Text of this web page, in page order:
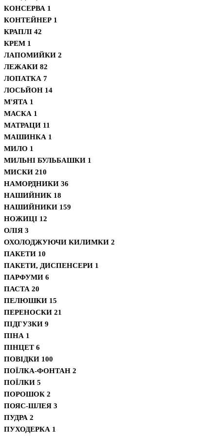
КОНСЕРВА 1
КОНТЕЙНЕР 1
КРАПЛІ 42
КРЕМ 1
ЛАПОМИЙКИ 2
ЛЕЖАКИ 82
ЛОПАТКА 7
ЛОСЬЙОН 14
М'ЯТА 1
МАСКА 1
МАТРАЦИ 11
МАШИНКА 1
МИЛО 1
МИЛЬНІ БУЛЬБАШКИ 1
МИСКИ 210
НАМОРДНИКИ 36
НАШИЙНИК 18
НАШИЙНИКИ 159
НОЖИЦІ 12
ОЛІЯ 3
ОХОЛОДЖУЮЧИ КИЛИМКИ 2
ПАКЕТИ 10
ПАКЕТИ, ДИСПЕНСЕРИ 1
ПАРФУМИ 6
ПАСТА 20
ПЕЛЮШКИ 15
ПЕРЕНОСКИ 21
ПІДГУЗКИ 9
ПІНА 1
ПІНЦЕТ 6
ПОВІДКИ 100
ПОЇЛКА-ФОНТАН 2
ПОЇЛКИ 5
ПОРОШОК 2
ПОЯС-ШЛЕЯ 3
ПУДРА 2
ПУХОДЕРКА 1